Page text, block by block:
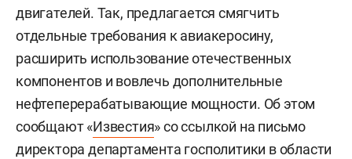
двигателей. Так, предлагается смягчить
отдельные требования к авиакеросину,
расширить использование отечественных
компонентов и вовлечь дополнительные
нефтеперерабатывающие мощности. Об этом
сообщают «Известия» со ссылкой на письмо
директора департамента госполитики в области